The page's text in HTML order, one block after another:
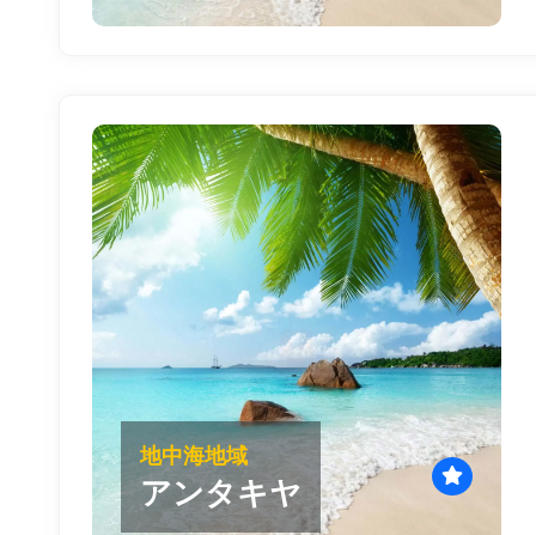
地中海地域
アンタキヤ